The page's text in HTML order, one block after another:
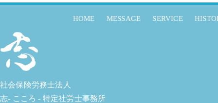
HOME MESSAGE SERVICE
社会保険労務士法人
志- こころ - 特定社労士事務所